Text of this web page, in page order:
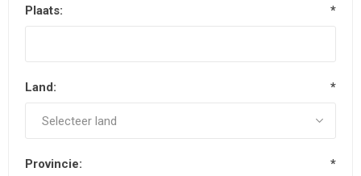
Plaats: *
Land: *
Provincie: *